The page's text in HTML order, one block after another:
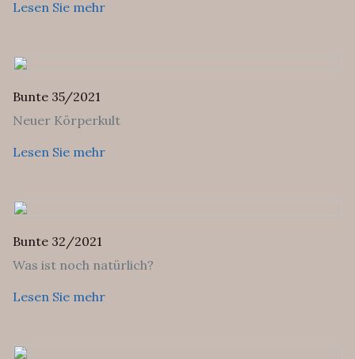
Lesen Sie mehr
Bunte 35/2021
Neuer Körperkult
Lesen Sie mehr
Bunte 32/2021
Was ist noch natürlich?
Lesen Sie mehr